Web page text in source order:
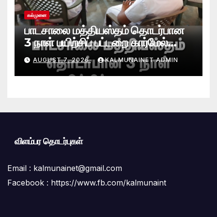
கல்முனை
பாடசாலை மத்தியஸ்தம் தொடர்பான
3 நாள் பயிற்சிப் பட்டறை கார்மேல்
பற்றிமாவில் நிறைவு!முரண்பாடுகளைத்
தீர்க்கும் முறைகள் குறித்துத்
தெளிவூட்டல்
AUGUST 7, 2026 KALMUNAINET ADMIN
விளம்பர தொடர்புகள்
Email : kalmunainet@gmail.com
Facebook : https://www.fb.com/kalmunaint